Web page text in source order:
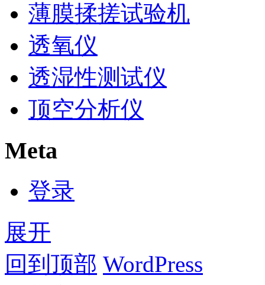
薄膜揉搓试验机
透氧仪
透湿性测试仪
顶空分析仪
Meta
登录
展开
回到顶部 WordPress